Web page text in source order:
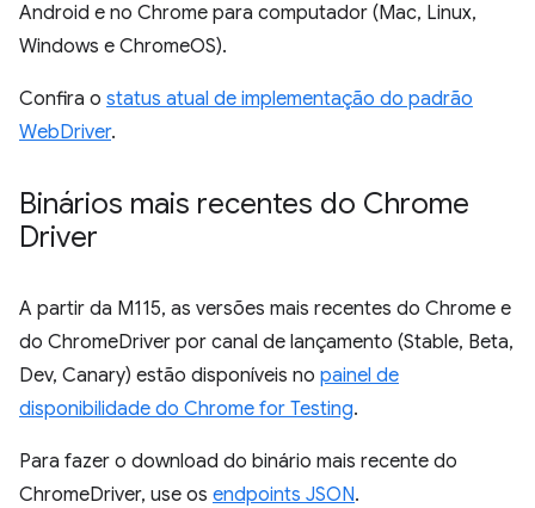
Android e no Chrome para computador (Mac, Linux,
Windows e ChromeOS).
Confira o status atual de implementação do padrão
WebDriver.
Binários mais recentes do Chrome
Driver
A partir da M115, as versões mais recentes do Chrome e
do ChromeDriver por canal de lançamento (Stable, Beta,
Dev, Canary) estão disponíveis no painel de
disponibilidade do Chrome for Testing.
Para fazer o download do binário mais recente do
ChromeDriver, use os endpoints JSON.